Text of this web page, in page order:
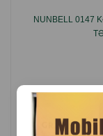
– çeynəmə və
– parlaq və
İstehsal ölkəsi: Çin
Brend: Nunbell
NUNBELL 0147